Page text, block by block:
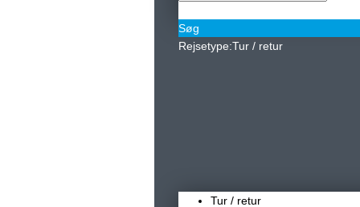
Søg
Rejsetype:Tur / retur
Tur / retur